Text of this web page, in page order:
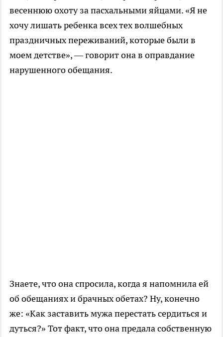
весеннюю охоту за пасхальными яйцами. «Я не
хочу лишать ребенка всех тех волшебных
праздничных переживаний, которые были в
моем детстве», — говорит она в оправдание
нарушенного обещания.
Знаете, что она спросила, когда я напомнила ей
об обещаниях и брачных обетах? Ну, конечно
же: «Как заставить мужа перестать сердиться и
дуться?» Тот факт, что она предала собственную